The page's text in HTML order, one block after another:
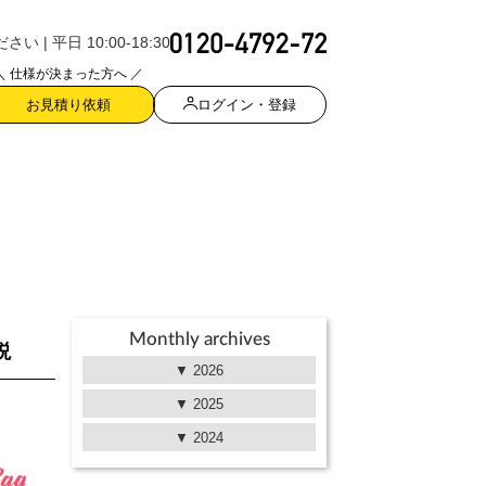
さい | 平日 10:00-18:30
仕様が決まった方へ ／
お見積り依頼 ログイン・登録
Monthly archives
2026
2025
2024